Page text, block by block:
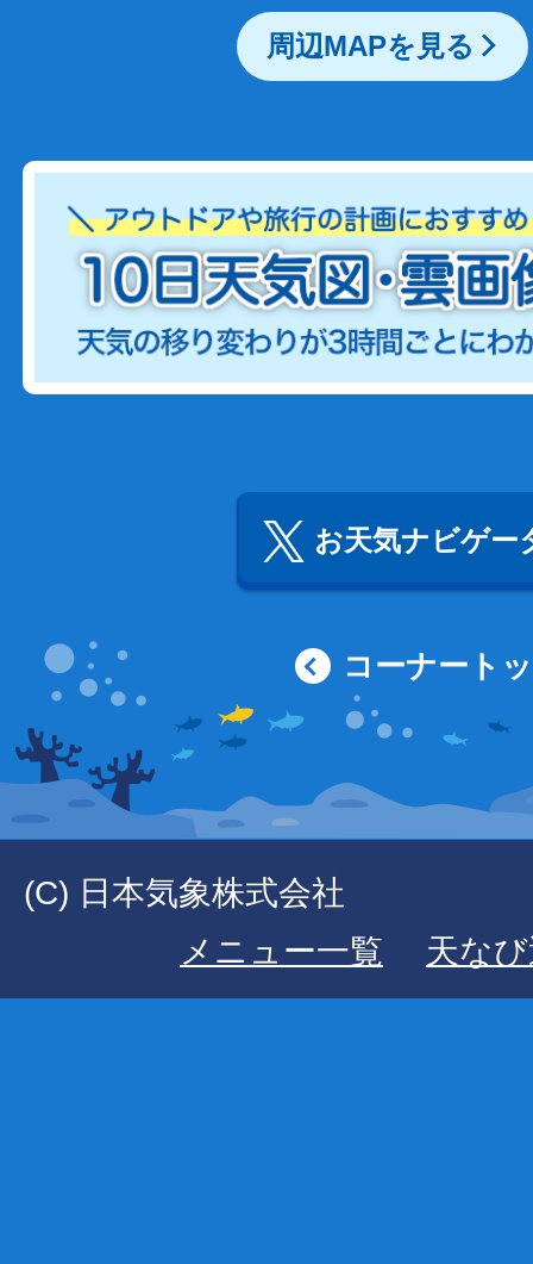
周辺MAPを見る
お天気ナビゲー
コーナート
(C) 日本気象株式会社
メニュー一覧
天な